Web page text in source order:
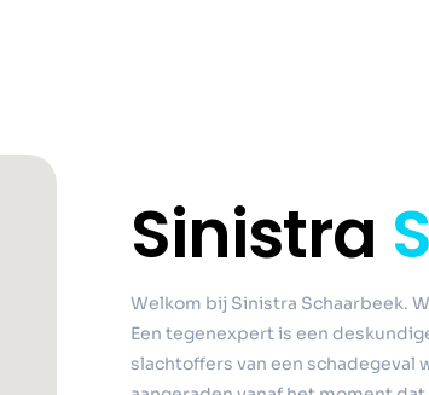
Sinistra
Welkom bij Sinistra Schaarbeek.
Een tegenexpert is een
slachtoffers van een